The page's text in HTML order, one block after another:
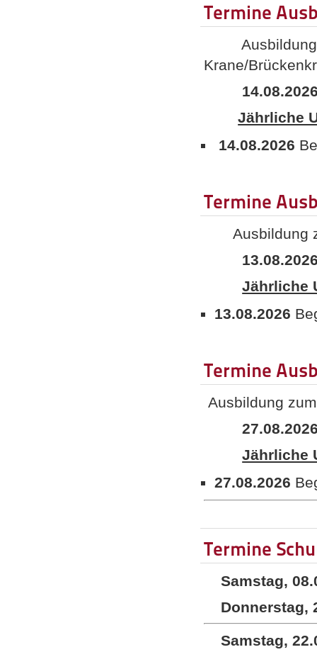
Termine
Ausbildung
Krane/
Jährliche
14.08.2026
Termine
Ausbildung
Jährliche
13.08.2026
Termine
Ausbildung
Jährliche
27.08.2026
Termine
Samstag,
Donnerstag,
Samstag,